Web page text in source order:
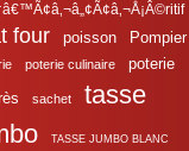
four poisson Pompier
poterie culinaire
poterie
sachet
tasse
TASSE JUMBO BLANC